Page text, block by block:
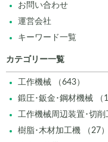
お問い合わせ
運営会社
キーワード一覧
カテゴリー一覧
工作機械 （643）
鍛圧･鈑金･鋼材機械 （
工作機械周辺装置･切削
樹脂･木材加工機 （27）